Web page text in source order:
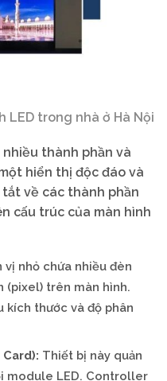
LED trong nhà ở Hà Nội
thành phần và
hiển thị độc đáo và
về các thành phần
cấu trúc của màn hình
nhỏ chứa nhiều đèn
(pixel) trên màn hình.
kích thước và độ phân
Thiết bị này quản
module LED. Controller